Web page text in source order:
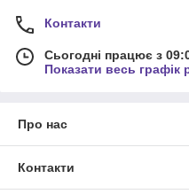
Контакти
Сьогодні працює з
Показати весь графік
Про нас
Контакти